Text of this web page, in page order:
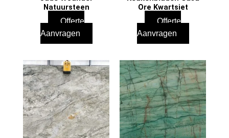
Natuursteen
Offerte
Aanvragen
Ore Kwartsiet
Offerte
Aanvragen